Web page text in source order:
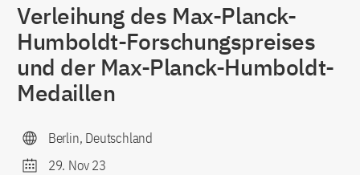
Verleihung des Max-Planck-
Humboldt-Forschungspreises
und der Max-Planck-Humboldt-
Medaillen
Berlin, Deutschland
29. Nov 23